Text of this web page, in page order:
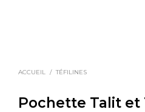
ACCUEIL / TÉFILINES
Pochette Talit et